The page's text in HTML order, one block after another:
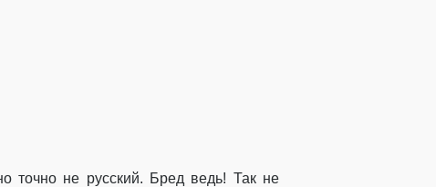
не русский. Бред ведь! Так не